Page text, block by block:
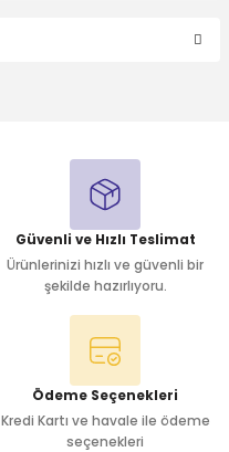
Güvenli ve Hızlı Teslimat
Ürünlerinizi hızlı ve güvenli bir
şekilde hazırlıyoru.
Ödeme Seçenekleri
Kredi Kartı ve havale ile ödeme
seçenekleri